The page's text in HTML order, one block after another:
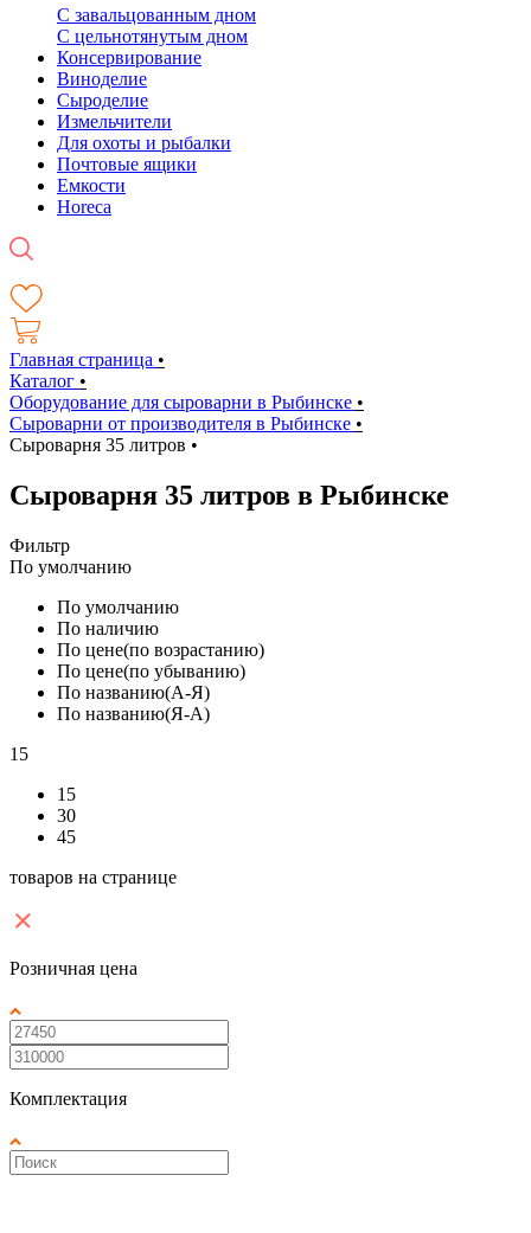
С завальцованным дном
С цельнотянутым дном
Консервирование
Виноделие
Сыроделие
Измельчители
Для охоты и рыбалки
Почтовые ящики
Емкости
Horeca
Главная страница •
Каталог •
Оборудование для сыроварни в Рыбинске •
Сыроварни от производителя в Рыбинске •
Сыроварня 35 литров •
Сыроварня 35 литров в Рыбинске
Фильтр
По умолчанию
По умолчанию
По наличию
По цене(по возрастанию)
По цене(по убыванию)
По названию(А-Я)
По названию(Я-А)
15
15
30
45
товаров на странице
Розничная цена
Комплектация